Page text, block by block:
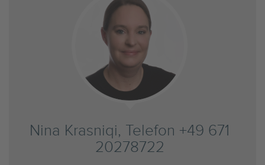
Nina Krasniqi, Telefon +49 671
20278722